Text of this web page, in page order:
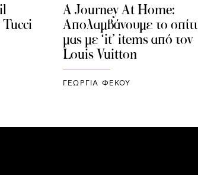
A Journey At Home:
Απολαμβάνουμε το σπίτι
μας με ‘it’ items από τον
Louis Vuitton
ΓΕΩΡΓΙΑ ΦΕΚΟΥ